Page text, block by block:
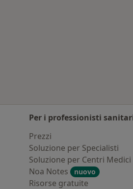
Per i professionisti
Prezzi
Soluzione per Specialisti
Soluzione per Centri Medici
Noa Notes
nuovo
Risorse gratuite